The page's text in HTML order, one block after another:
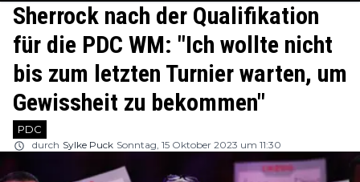
Sherrock nach der Qualifikation
für die PDC WM: "Ich wollte nicht
bis zum letzten Turnier warten, um
Gewissheit zu bekommen"
PDC
durch Sylke Puck Sonntag, 15 Oktober 2023 um 11:30